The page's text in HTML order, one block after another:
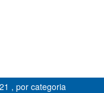
, por categoria